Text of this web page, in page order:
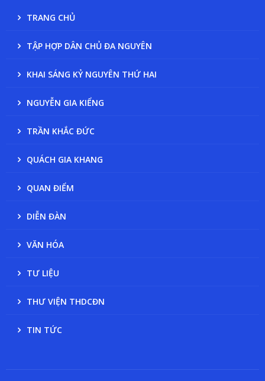
TRANG CHỦ
TẬP HỢP DÂN CHỦ ĐA NGUYÊN
KHAI SÁNG KỶ NGUYÊN THỨ HAI
NGUYỄN GIA KIỂNG
TRẦN KHẮC ĐỨC
QUÁCH GIA KHANG
QUAN ĐIỂM
DIỄN ĐÀN
VĂN HÓA
TƯ LIỆU
THƯ VIỆN THDCĐN
TIN TỨC